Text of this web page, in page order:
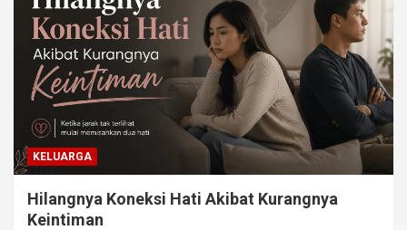
KELUARGA
Hilangnya Koneksi Hati Akibat Kurangnya
Keintiman